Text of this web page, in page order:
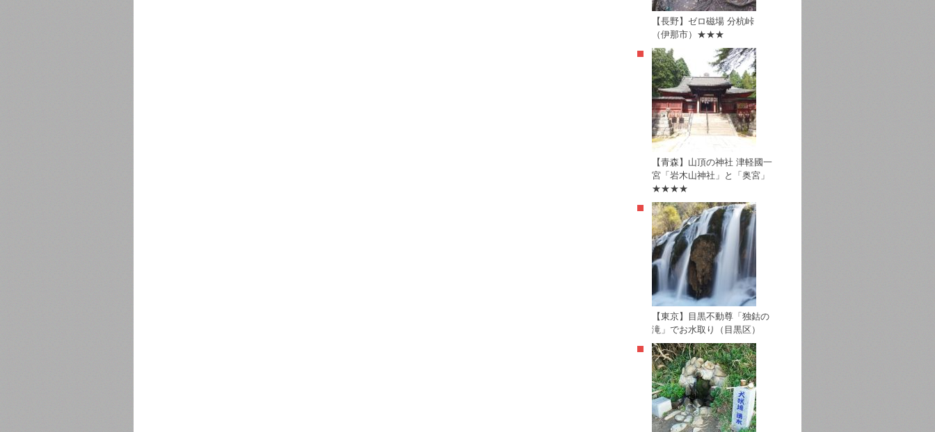
【長野】ゼロ磁場 分杭峠
（伊那市）★★★
【青森】山頂の神社 津軽國一
宮「岩木山神社」と「奥宮」
★★★★
【東京】目黒不動尊「独鈷の
滝」でお水取り（目黒区）